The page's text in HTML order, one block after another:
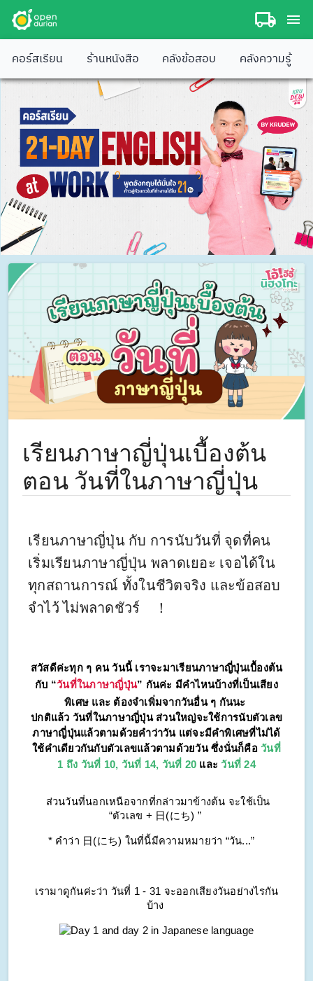
คอร์สเรียน ร้านหนังสือ คลังข้อสอบ คลังความรู้
เรียนภาษาญี่ปุ่นเบื้องต้น
ตอน วันที่ในภาษาญี่ปุ่น
เรียนภาษาญี่ปุ่น กับ การนับวันที่ จุดที่คน
เริ่มเรียนภาษาญี่ปุ่น พลาดเยอะ เจอได้ใน
ทุกสถานการณ์ ทั้งในชีวิตจริง และข้อสอบ
จำไว้ ไม่พลาดชัวร์ ！
สวัสดีค่ะทุก ๆ คน วันนี้ เราจะมาเรียนภาษาญี่ปุ่นเบื้องต้น
กับ “วันที่ในภาษาญี่ปุ่น” กันค่ะ มีคำไหนบ้างที่เป็นเสียง
พิเศษ และ ต้องจำเพิ่มจากวันอื่น ๆ กันนะ
ปกติแล้ว วันที่ในภาษาญี่ปุ่น ส่วนใหญ่จะใช้การนับตัวเลข
ภาษาญี่ปุ่นแล้วตามด้วยคำว่าวัน แต่จะมีคำพิเศษที่ไม่ได้
ใช้คำเดียวกันกับตัวเลขแล้วตามด้วยวัน ซึ่งนั่นก็คือ วันที่
1 ถึง วันที่ 10, วันที่ 14, วันที่ 20 และ วันที่ 24
ส่วนวันที่นอกเหนือจากที่กล่าวมาข้างต้น จะใช้เป็น
“ตัวเลข + 日(にち) ”
* คำว่า 日(にち) ในที่นี้มีความหมายว่า “วัน...”
เรามาดูกันค่ะว่า วันที่ 1 - 31 จะออกเสียงวันอย่างไรกัน
บ้าง